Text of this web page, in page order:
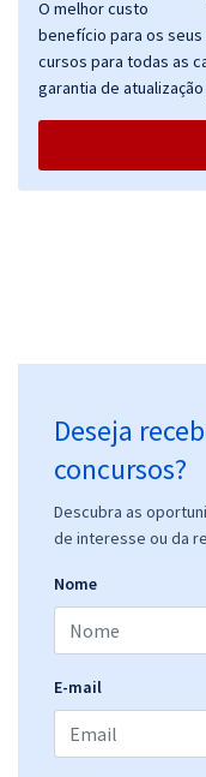
O melhor custo
benefício para os seus
cursos para todas as
garantia de
Deseja
concursos?
Descubra as
de interesse ou da
Nome
E-mail